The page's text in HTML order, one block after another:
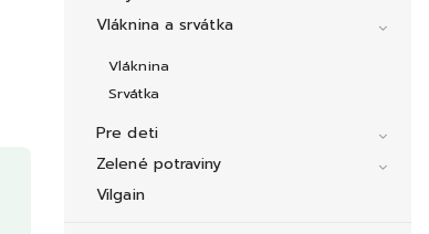
Vláknina a srvátka
Vláknina
Srvátka
Pre deti
Zelené potraviny
Vilgain